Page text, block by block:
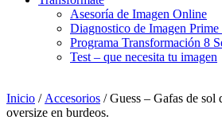
Asesoría de Imagen Online
Diagnostico de Imagen
Programa Transformación 8
Test – que necesita tu imagen
Inicio / Accesorios / Guess – Gafas de sol
oversize en burdeos.